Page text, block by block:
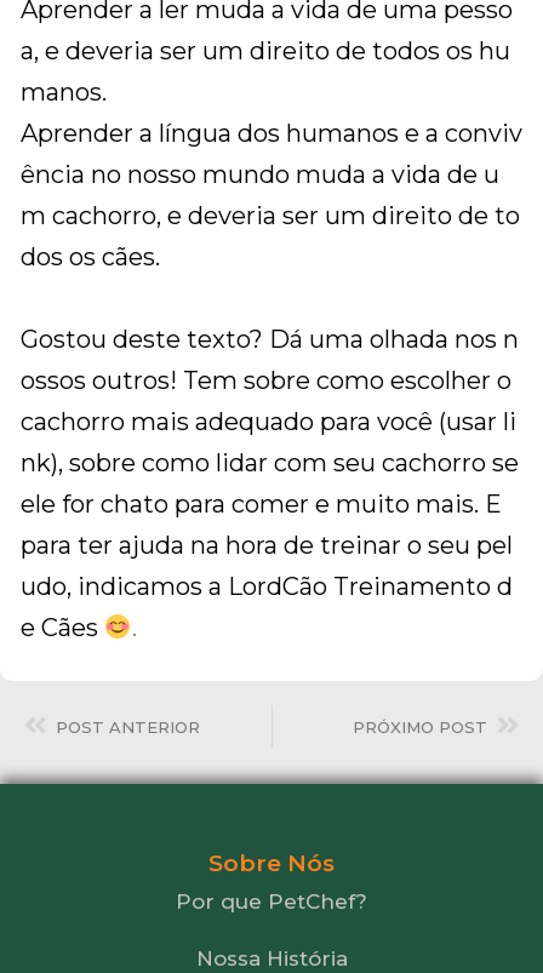
Aprender a ler muda a vida de uma pesso
a, e deveria ser um direito de todos os hu
manos.
Aprender a língua dos humanos e a conviv
ência no nosso mundo muda a vida de u
m cachorro, e deveria ser um direito de to
dos os cães.
Gostou deste texto? Dá uma olhada nos n
ossos outros! Tem sobre como escolher o
cachorro mais adequado para você (usar li
nk), sobre como lidar com seu cachorro se
ele for chato para comer e muito mais. E
para ter ajuda na hora de treinar o seu pel
udo, indicamos a LordCão Treinamento d
e Cães
.
POST ANTERIOR PRÓXIMO POST
Sobre Nós
Por que PetChef?
Nossa História